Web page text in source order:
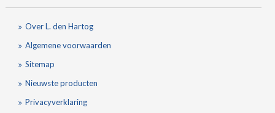
Over L. den Hartog
Algemene voorwaarden
Sitemap
Nieuwste producten
Privacyverklaring